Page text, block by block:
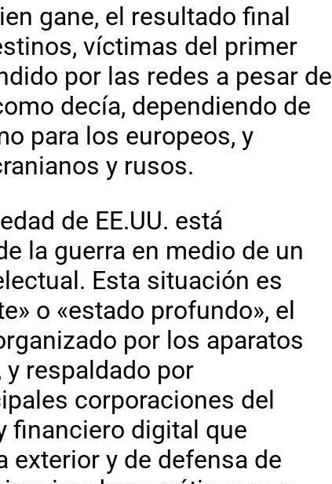
gane, el resultado final
víctimas del primer
por las redes a pesar de
decía, dependiendo de
para los europeos, y
y rusos.
de EE.UU. está
la guerra en medio de un
Esta situación es
o «estado profundo», el
por los aparatos
respaldado por
corporaciones del
financiero digital que
exterior y de defensa de